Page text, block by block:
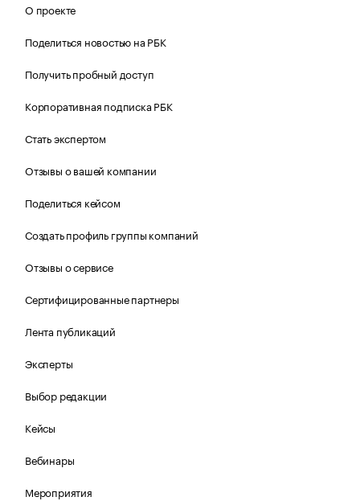
О проекте
Поделиться новостью на РБК
Получить пробный доступ
Корпоративная подписка РБК
Стать экспертом
Отзывы о вашей компании
Поделиться кейсом
Создать профиль группы компаний
Отзывы о сервисе
Сертифицированные партнеры
Лента публикаций
Эксперты
Выбор редакции
Кейсы
Вебинары
Мероприятия